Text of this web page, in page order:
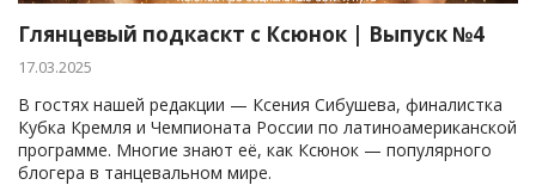
Глянцевый подкаскт с Ксюнок | Выпуск №4
17.03.2025
В гостях нашей редакции — Ксения Сибушева, финалистка
Кубка Кремля и Чемпионата России по латиноамериканской
программе. Многие знают её, как Ксюнок — популярного
блогера в танцевальном мире.